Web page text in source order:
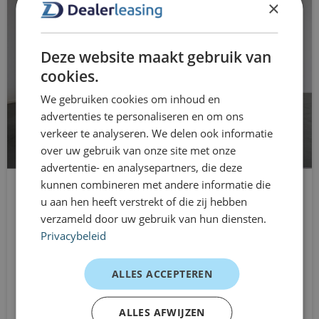
afschrijving zijn geregeld, zodat jij zonder zorgen op pad
projectwerk, teamvervoer én flexibele mobiliteit op maat.
Ervaringen van rijders
Installatieteam – dagelijks gebruik
“Fijn dat we met z’n allen + gereedschap in één rit
kunnen.”
Projectleider – gecombineerde ritten
“Ruime cabine en grote laadruimte, precies wat we
zochten.”
ZZP’er – flexibele mobiliteit
“Geen langdurige verplichtingen, snel geregeld.”
Dealerleasing is onderdeel van
Brake Assist System
buitenspiegels elektrisch verstel- en
verwarmbaar
buitenspiegels in carrosseriekleur
bumpers in carrosseriekleur
centrale deurvergrendeling met
afstandsbediening
connected services
dimlichten automatisch
dodehoek detectie
Ford Transit Custom
L2H1 Dubbele Cabine
/mnd excl. btw
×
Deze website maakt gebruik van
cookies.
We gebruiken cookies om inhoud en
advertenties te personaliseren en om ons
verkeer te analyseren. We delen ook informatie
over uw gebruik van onze site met onze
advertentie- en analysepartners, die deze
kunnen combineren met andere informatie die
u aan hen heeft verstrekt of die zij hebben
verzameld door uw gebruik van hun diensten.
Privacybeleid
ALLES ACCEPTEREN
ALLES AFWIJZEN